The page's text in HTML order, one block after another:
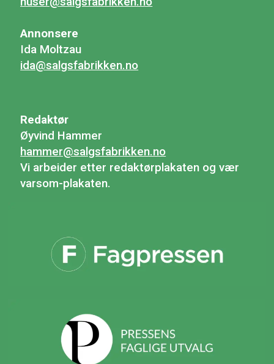
Annonsere
Ida Moltzau
ida@salgsfabrikken.no
Redaktør
Øyvind Hammer
hammer@salgsfabrikken.no
Vi arbeider etter redaktørplakaten og vær
varsom-plakaten.